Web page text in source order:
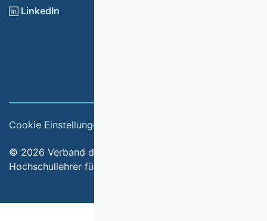
LinkedIn
Cookie Einstellungen
© 2026 Verband der Hochschullehrerinnen und
Hochschullehrer für Betriebswirtschaft e.V.